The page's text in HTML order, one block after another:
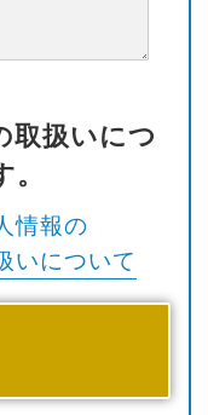
取扱いにつ
情報の
いについて